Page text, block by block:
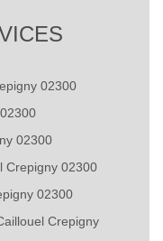
02300
02300
Crepigny 02300
02300
Crepigny